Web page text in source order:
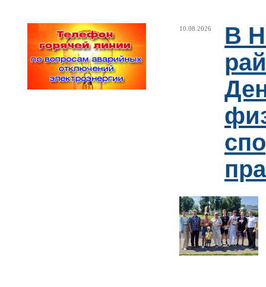
10.08.2026
В